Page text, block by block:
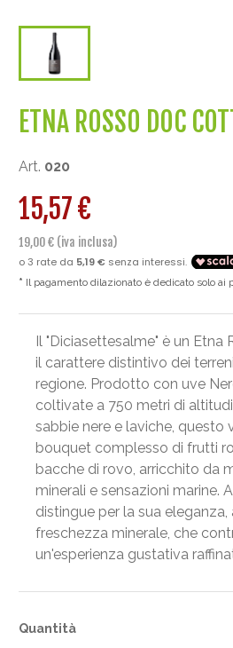
ETNA ROSSO DOC
Art. 020
15,57 €
19,00 € (iva inclusa)
Il pagamento dilazionato è dedicato solo ai
Il "Diciasettesalme" è un Etna
il carattere distintivo dei
regione. Prodotto con uve
coltivate a 750 metri di
sabbie nere e laviche, questo
bouquet complesso di frutti
bacche di rovo, arricchito da
minerali e sensazioni marine.
distingue per la sua eleganza,
freschezza minerale, che
un'esperienza gustativa
Quantità